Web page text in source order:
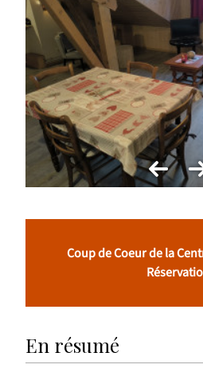
Coup de Coeur de la
En résumé